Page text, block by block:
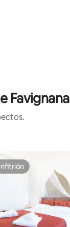
Favignana